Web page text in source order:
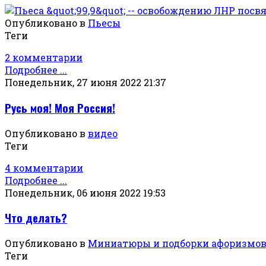
Опубликовано в Пьесы
Теги
2 комментарии
Подробнее ...
Понедельник, 27 июня 2022 21:37
Русь моя! Моя Россия!
Опубликовано в видео
Теги
4 комментарии
Подробнее ...
Понедельник, 06 июня 2022 19:53
Что делать?
Опубликовано в Миниатюры и подборки афоризмов
Теги